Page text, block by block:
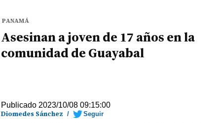
PANAMÁ
Asesinan a joven de 17 años en la
comunidad de Guayabal
Publicado 2023/10/08 09:15:00
Diomedes Sánchez / Seguir